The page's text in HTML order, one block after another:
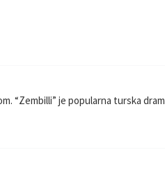
“Zembilli” je popularna turska